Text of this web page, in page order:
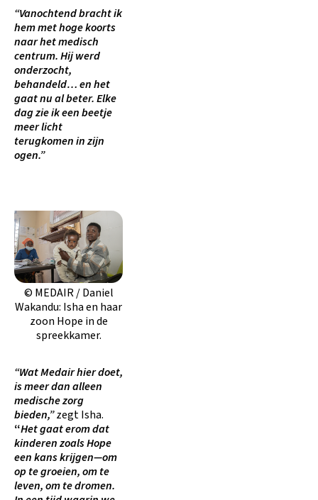
“Vanochtend bracht ik
hem met hoge koorts
naar het medisch
centrum. Hij werd
onderzocht,
behandeld… en het
gaat nu al beter. Elke
dag zie ik een beetje
meer licht
terugkomen in zijn
ogen.”
© MEDAIR / Daniel
Wakandu: Isha en haar
zoon Hope in de
spreekkamer.
“Wat Medair hier doet,
is meer dan alleen
medische zorg
bieden,”zegt Isha.
“Het gaat erom dat
kinderen zoals Hope
een kans krijgen—om
op te groeien, om te
leven, om te dromen.